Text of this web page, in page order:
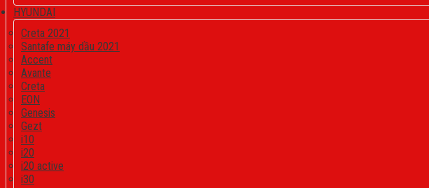
HYUNDAI
Creta 2021
Santafe máy dầu 2021
Accent
Avante
Creta
EON
Genesis
Gezt
i10
i20
i20 active
i30